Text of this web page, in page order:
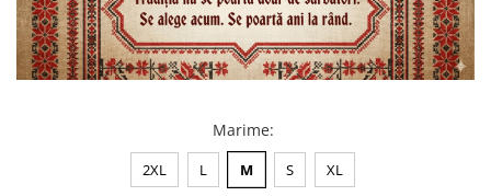
Marime:
2XL L M S
XL